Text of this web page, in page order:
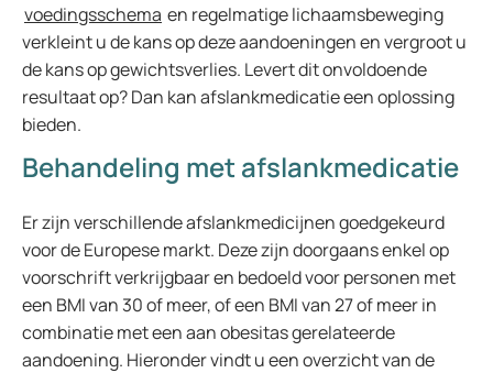
voedingsschema en regelmatige lichaamsbeweging
verkleint u de kans op deze aandoeningen en vergroot u
de kans op gewichtsverlies. Levert dit onvoldoende
resultaat op? Dan kan afslankmedicatie een oplossing
bieden.
Behandeling met afslankmedicatie
Er zijn verschillende afslankmedicijnen goedgekeurd
voor de Europese markt. Deze zijn doorgaans enkel op
voorschrift verkrijgbaar en bedoeld voor personen met
een BMI van 30 of meer, of een BMI van 27 of meer in
combinatie met een aan obesitas gerelateerde
aandoening. Hieronder vindt u een overzicht van de